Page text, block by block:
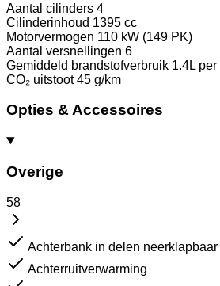
Aantal cilinders 4
Cilinderinhoud 1395 cc
Motorvermogen 110 kW (149 PK)
Aantal versnellingen 6
Gemiddeld brandstofverbruik 1.4L
CO₂ uitstoot 45 g/km
Opties & Accessoires
Overige
58
Achterbank in delen neerklapbaar
Achterruitverwarming